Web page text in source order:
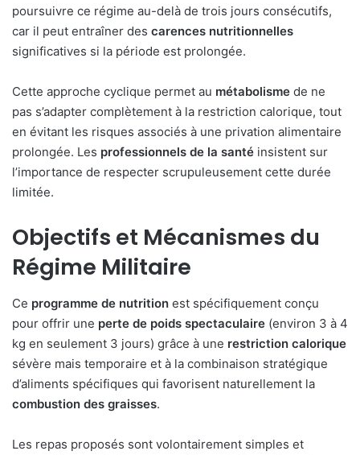
poursuivre ce régime au-delà de trois jours consécutifs,
car il peut entraîner des carences nutritionnelles
significatives si la période est prolongée.
Cette approche cyclique permet au métabolisme de ne
pas s’adapter complètement à la restriction calorique, tout
en évitant les risques associés à une privation alimentaire
prolongée. Les professionnels de la santé insistent sur
l’importance de respecter scrupuleusement cette durée
limitée.
Objectifs et Mécanismes du
Régime Militaire
Ce programme de nutrition est spécifiquement conçu
pour offrir une perte de poids spectaculaire (environ 3 à 4
kg en seulement 3 jours) grâce à une restriction calorique
sévère mais temporaire et à la combinaison stratégique
d’aliments spécifiques qui favorisent naturellement la
combustion des graisses.
Les repas proposés sont volontairement simples et